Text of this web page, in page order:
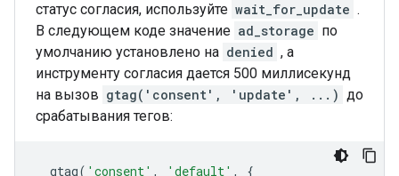
статус согласия, используйте wait_for_update .
В следующем коде значение ad_storage по
умолчанию установлено на denied , а
инструменту согласия дается 500 миллисекунд
на вызов gtag('consent', 'update', ...) до
срабатывания тегов:
gtag( 'consent' , 'default' , {